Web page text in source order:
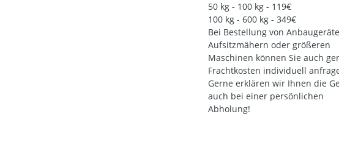
50 kg - 100 kg - 119€
100 kg - 600 kg - 349€
Bei Bestellung von
Aufsitzmähern oder größeren
Maschinen können Sie auch
Frachtkosten individuell
Gerne erklären wir Ihnen die
auch bei einer persönlichen
Abholung!